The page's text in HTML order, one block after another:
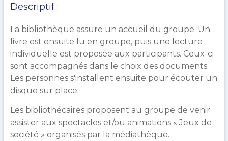
Descriptif :
La bibliothèque assure un accueil du groupe. Un
livre est ensuite lu en groupe, puis une lecture
individuelle est proposée aux participants. Ceux-ci
sont accompagnés dans le choix des documents.
Les personnes s'installent ensuite pour écouter un
disque sur place.
Les bibliothécaires proposent au groupe de venir
assister aux spectacles et/ou animations « Jeux de
société » organisés par la médiathèque.